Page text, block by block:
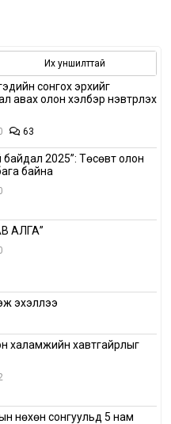
Их уншилттай
сонгох эрхийг
авах олон хэлбэр нэвтрүүлэх
63
байдал 2025”: Төсөвт олон
байна
АЛГА”
эхэллээ
халамжийн хавтгайрлыг
нөхөн сонгуульд 5 нам